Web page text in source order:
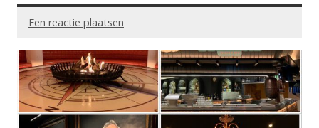
Een reactie plaatsen